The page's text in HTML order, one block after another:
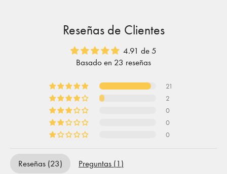
Reseñas de Clientes
4.91 de 5
Basado en 23 reseñas
21
2
0
0
0
Reseñas (23) Preguntas (1 )